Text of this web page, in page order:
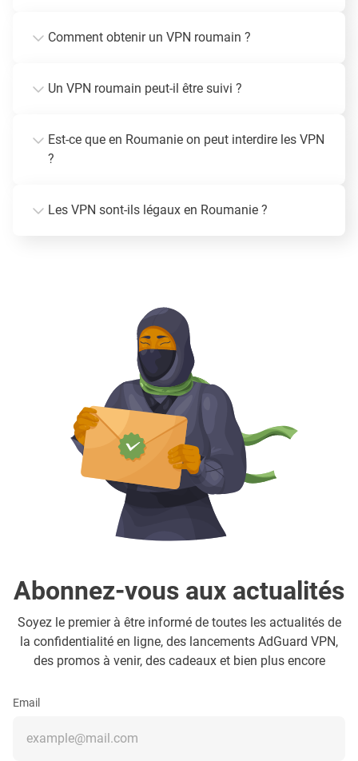
Comment obtenir un VPN roumain ?
Un VPN roumain peut-il être suivi ?
Est-ce que en Roumanie on peut interdire les VPN
?
Les VPN sont-ils légaux en Roumanie ?
Abonnez-vous aux actualités
Soyez le premier à être informé de toutes les actualités de
la confidentialité en ligne, des lancements AdGuard VPN,
des promos à venir, des cadeaux et bien plus encore
Email